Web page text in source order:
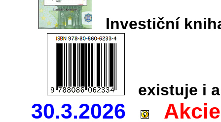
Investiční
existuje i
30.3.2026